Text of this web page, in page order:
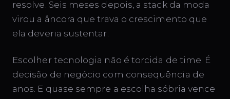
resolve. Seis meses depois, a stack da moda
virou a âncora que trava o crescimento que
ela deveria sustentar.
Escolher tecnologia não é torcida de time. É
decisão de negócio com consequência de
anos. E quase sempre a escolha sóbria vence